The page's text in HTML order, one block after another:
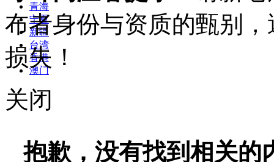
青海
宁夏
新疆
台湾
香港
澳门
布者身份与资质的甄别
损失！
关闭
抱歉，没有找到相关的